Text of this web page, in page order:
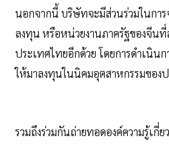
นอกจากนี้ บริษัทจะมีส่วนร่วมในกา
ลงทุน หรือหน่วยงานภาครัฐของจีน
ประเทศไทยอีกด้วย โดยการดำเนินก
ให้มาลงทุนในนิคมอุตสาหกรรมของ
รวมถึงร่วมกันถ่ายทอดองค์ความรู้เกี่